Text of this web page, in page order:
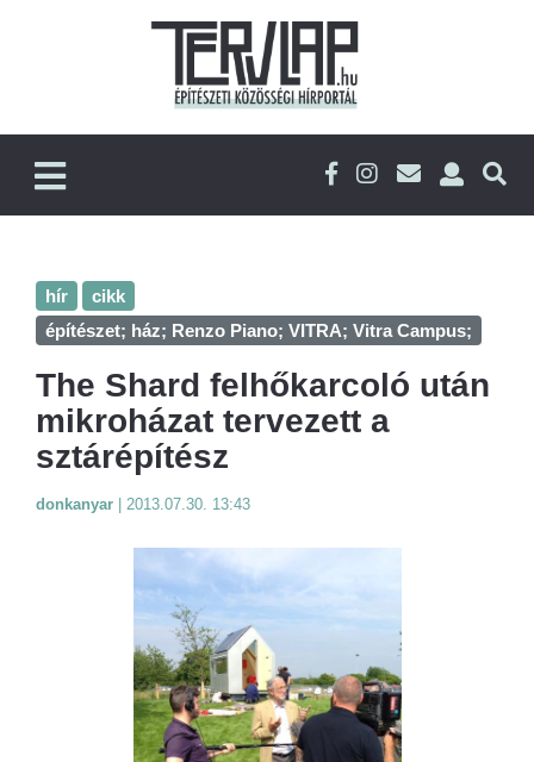
hír
cikk
építészet; ház; Renzo Piano; VITRA; Vitra Campus;
The Shard felhőkarcoló után
mikroházat tervezett a
sztárépítész
donkanyar 2013.07.30. 13:43